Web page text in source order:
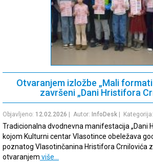
Otvaranjem izložbe „Mali
završeni „Dani Hristifora
Objavljeno: 12.02.2026 | Autor: InfoDesk | Kategorija:
Tradicionalna dvodnevna manifestacija „Dani
kojom Kulturni centar Vlasotince obeležava
poznatog Vlasotinčanina Hristifora Crnilovića
otvaranjem više…